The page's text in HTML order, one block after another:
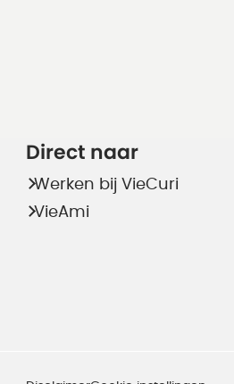
Direct naar
Werken bij VieCuri
VieAmi